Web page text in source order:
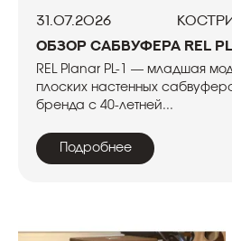
31.07.2026
Обзор сабвуфера REL
REL Planar PL-1 — младшая
плоских настенных
бренда с 40-летней...
Подробнее